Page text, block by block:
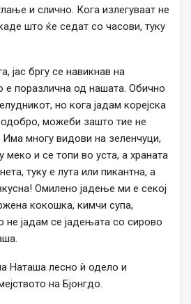
и слично. Кога излегуваат не
што ќе седат со часови, туку
јас бргу се навикнав на
е поразлична од нашата. Обично
но кога јадам корејска
можеби зашто тие не
Има многу видови на зеленчуци,
меко и се топи во уста, а храната
туку е лута или пикантна, а
Омилено јадење ми е секој
кокошка, кимчи супа,
не јадам се јадењата со сирово
Наташа лесно ѝ одело и
на Бјонгдо.